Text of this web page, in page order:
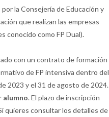
la Consejería de Educación y
que realizan las empresas
conocido como FP Dual).
con un contrato de formación
de FP intensiva dentro del
2023 y el 31 de agosto de 2024.
alumno. El plazo de inscripción
quieres consultar los detalles de